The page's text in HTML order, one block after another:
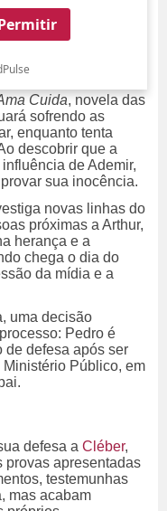
Cuida, novela das
sofrendo as
enquanto tenta
descobrir que a
de Ademir,
sua inocência.
novas linhas do
próximas a Arthur,
herança e a
chega o dia do
da mídia e a
uma decisão
Pedro é
de defesa após ser
Público, em
defesa a Cléber,
provas apresentadas
testemunhas
mas acabam